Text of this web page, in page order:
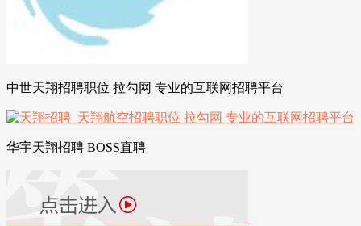
中世天翔招聘职位 拉勾网 专业的互联网招聘平台
华宇天翔招聘 BOSS直聘